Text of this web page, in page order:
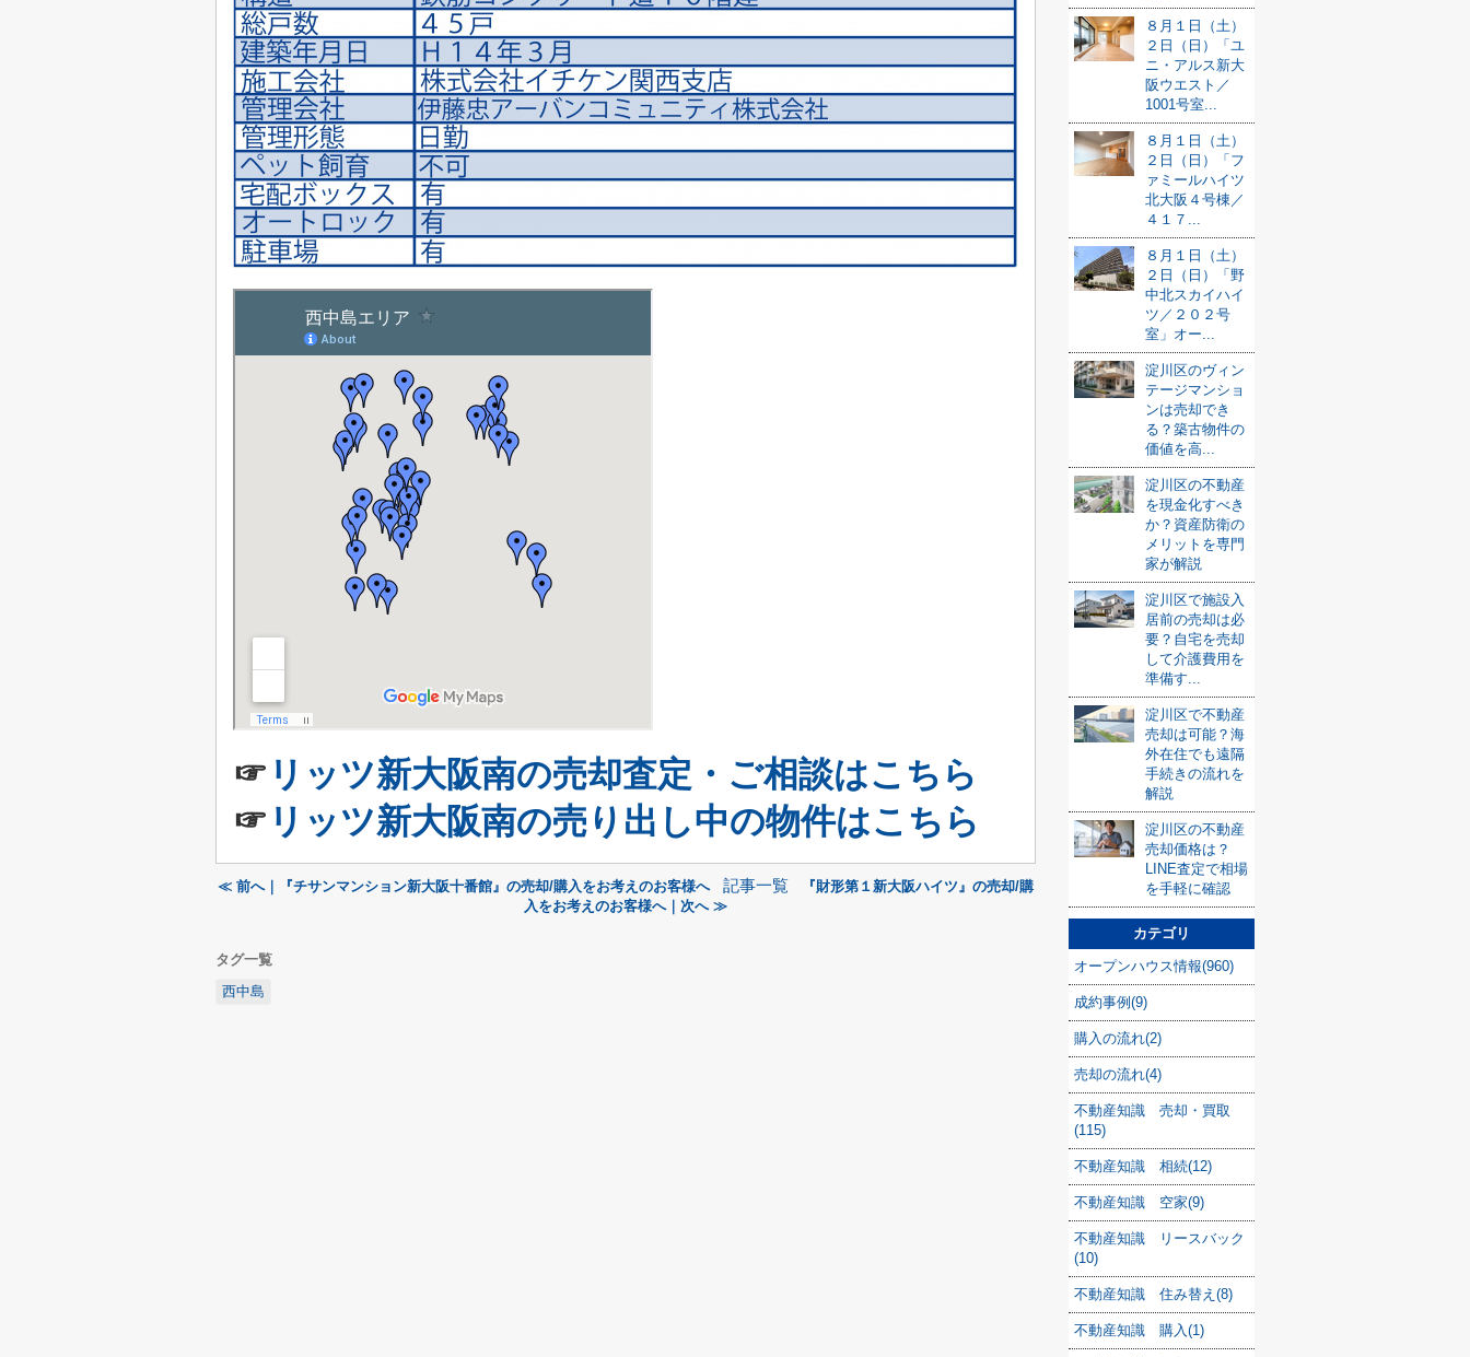
☞ リッツ新大阪南の売却査定・ご相談はこちら
☞ リッツ新大阪南の売り出し中の物件はこちら
≪ 前へ｜『チサンマンション新大阪十番館』の売却/購入をお考えのお客様へ 記事一覧
『財形第１新大阪ハイツ』の売却/購
入をお考えのお客様へ｜次へ ≫
タグ一覧
西中島
８月１日（土）
２日（日）「ユ
ニ・アルス新大
阪ウエスト／
1001号室...
８月１日（土）
２日（日）「フ
ァミールハイツ
北大阪４号棟／
４１７...
８月１日（土）
２日（日）「野
中北スカイハイ
ツ／２０２号
室」オー...
淀川区のヴィン
テージマンショ
ンは売却でき
る？築古物件の
価値を高...
淀川区の不動産
を現金化すべき
か？資産防衛の
メリットを専門
家が解説
淀川区で施設入
居前の売却は必
要？自宅を売却
して介護費用を
準備す...
淀川区で不動産
売却は可能？海
外在住でも遠隔
手続きの流れを
解説
淀川区の不動産
売却価格は？
LINE査定で相場
を手軽に確認
カテゴリ
オープンハウス情報(960)
成約事例(9)
購入の流れ(2)
売却の流れ(4)
不動産知識 売却・買取
(115)
不動産知識 相続(12)
不動産知識 空家(9)
不動産知識 リースバック
(10)
不動産知識 住み替え(8)
不動産知識 購入(1)